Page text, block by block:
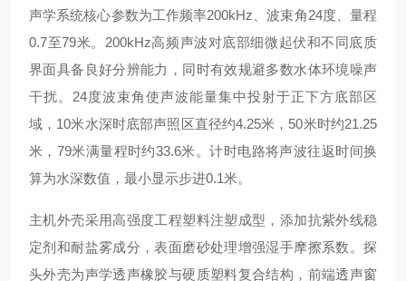
声学系统核心参数为工作频率200kHz、波束角24度、量程
0.7至79米。200kHz高频声波对底部细微起伏和不同底质
界面具备良好分辨能力，同时有效规避多数水体环境噪声
干扰。24度波束角使声波能量集中投射于正下方底部区
域，10米水深时底部声照区直径约4.25米，50米时约21.25
米，79米满量程时约33.6米。计时电路将声波往返时间换
算为水深数值，最小显示步进0.1米。
主机外壳采用高强度工程塑料注塑成型，添加抗紫外线稳
定剂和耐盐雾成分，表面磨砂处理增强湿手摩擦系数。探
头外壳为声学透声橡胶与硬质塑料复合结构，前端透声窗